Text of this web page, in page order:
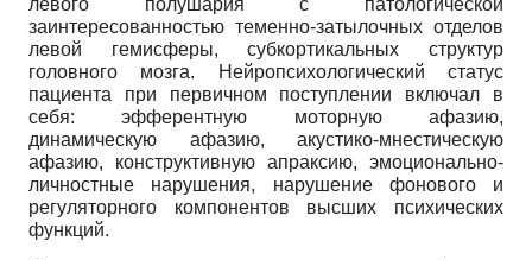
левого полушария с патологической
заинтересованностью теменно-затылочных отделов
левой гемисферы, субкортикальных структур
головного мозга. Нейропсихологический статус
пациента при первичном поступлении включал в
себя: эфферентную моторную афазию,
динамическую афазию, акустико-мнестическую
афазию, конструктивную апраксию, эмоционально­
личностные нарушения, нарушение фонового и
регуляторного компонентов высших психических
функций.